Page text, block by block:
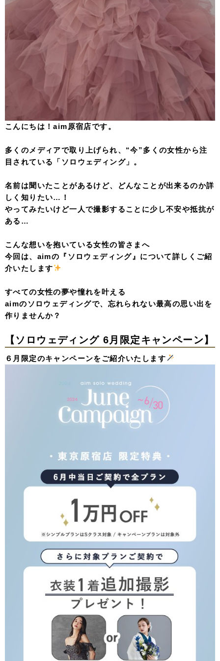
こんにちは！aim原宿店です。
多くのメディアで取り上げられ、“今”多くの女性から注
目されている「ソロウェディング」。
名前は聞いたことがあるけど、どんなことが出来るのか詳
しく知りたい…！
やってみたいけど一人で撮影することに少し不安や抵抗が
ある…
こんな想いを抱いている女性の皆さまへ
今回は、aimの『ソロウェディング』について詳しくご紹
介いたします
すべての女性の夢や憧れを叶える
aimのソロウェディングで、忘れられない最高の思い出を
作りませんか？
【ソロウェディング 6月限定キャンペーン】
６月限定のキャンペーンをご紹介いたします